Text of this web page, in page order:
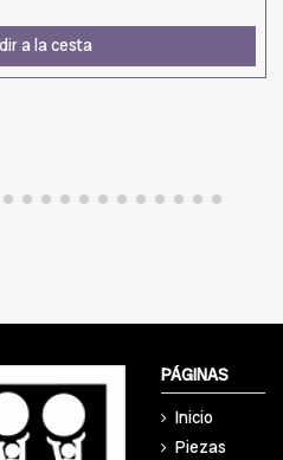
a la cesta
PÁGINAS
Inicio
Piezas